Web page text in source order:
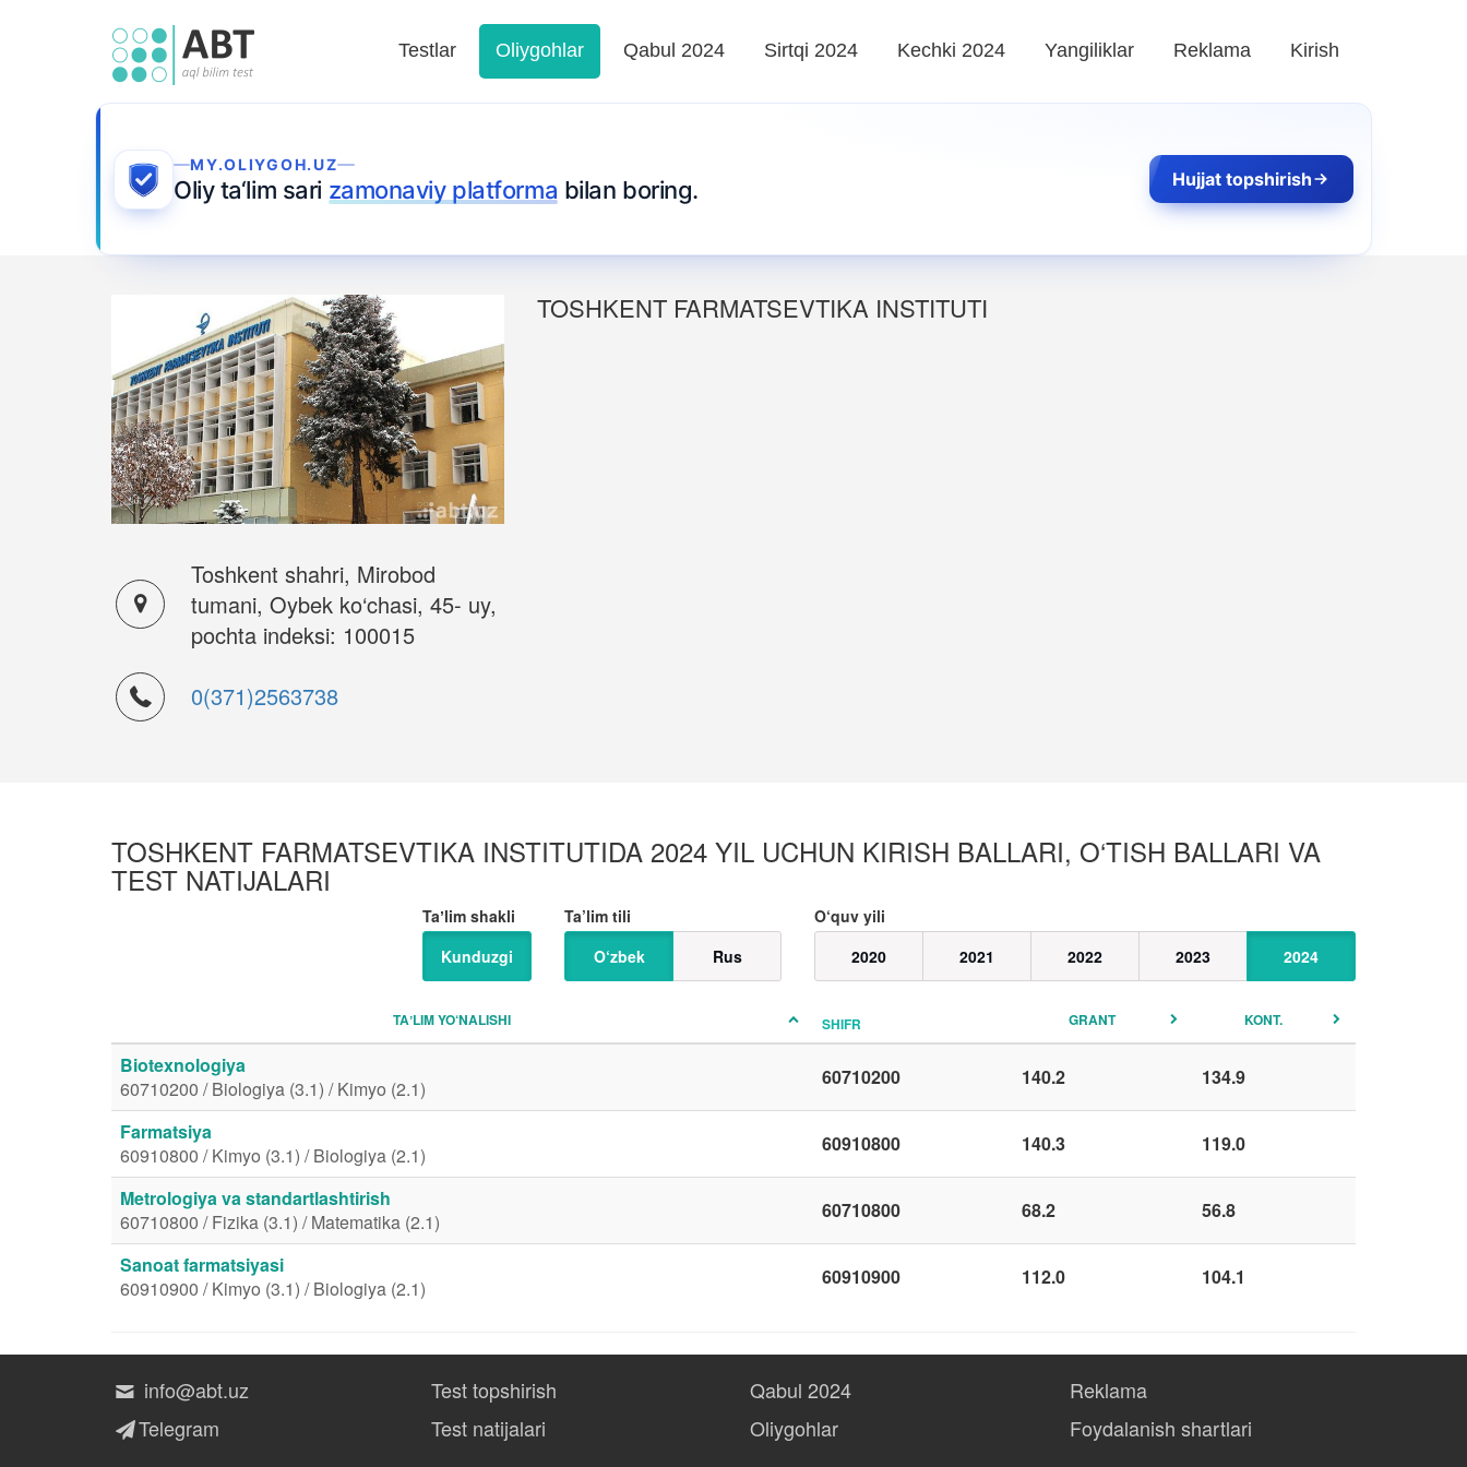
Testlar Oliygohlar Qabul 2024 Sirtqi 2024 Kechki 2024 Yangiliklar Reklama Kirish
MY.OLIYGOH.UZ
Oliy ta‘lim sari zamonaviy platforma bilan boring. Hujjat topshirish
Toshkent shahri, Mirobod
tumani, Oybek ko‘chasi, 45- uy,
pochta indeksi: 100015
0(371)2563738
TOSHKENT FARMATSEVTIKA INSTITUTI
TOSHKENT FARMATSEVTIKA INSTITUTIDA 2024 YIL UCHUN KIRISH BALLARI, O‘TISH BALLARI VA
TEST NATIJALARI
O‘quv yili
2020
2021 2022 2023 2024
Ta’lim tili
O‘zbek
Rus
Taʼlim shakli
Kunduzgi
TAʼLIM YO‘NALISHI SHIFR GRANT KONT.
Biotexnologiya
60710200 / Biologiya (3.1) / Kimyo (2.1)
60710200 140.2 134.9
Farmatsiya
60910800 / Kimyo (3.1) / Biologiya (2.1)
60910800 140.3 119.0
Metrologiya va standartlashtirish
60710800 / Fizika (3.1) / Matematika (2.1)
60710800 68.2 56.8
Sanoat farmatsiyasi
60910900 / Kimyo (3.1) / Biologiya (2.1)
60910900 112.0 104.1
info@abt.uz
Telegram
Test topshirish
Test natijalari
Qabul 2024
Oliygohlar
Reklama
Foydalanish shartlari